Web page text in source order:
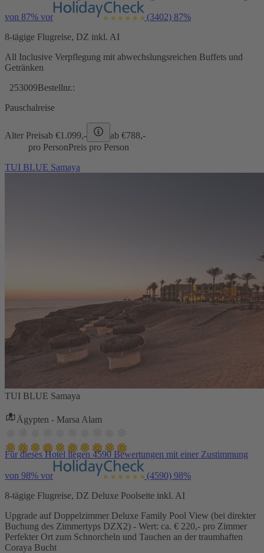
von 87% vor (3402) 87%
8-tägige Flugreise, DZ inkl. AI
All Inclusive Verpflegung mit abwechslungsreichen Buffets und
Getränken
253009Bestellnr.:
Pauschalreise
Alter Preisab €1.099,- ab €788,-
pro PersonPreis pro Person
TUI BLUE Samaya
TUI BLUE Samaya
Ägypten - Marsa Alam
Für dieses Hotel liegen 4590 Bewertungen mit einer Zustimmung
von 98% vor (4590) 98%
8-tägige Flugreise, DZ Deluxe Poolseite inkl. AI
Upgrade auf Doppelzimmer Deluxe Family Pool View (bei direkter
Buchung des Zimmertyps DZX2) - Wert: ca. € 220,- pro Zimmer
Perfekter Ort zum Schnorcheln und Tauchen an der traumhaften
Coraya Bucht